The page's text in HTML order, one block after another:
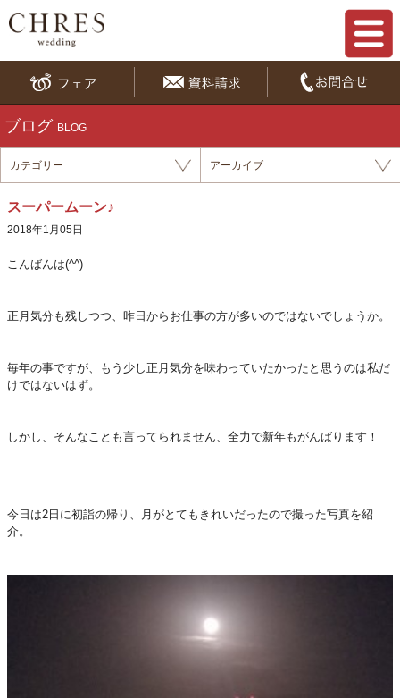
ブログ BLOG
カテゴリー アーカイブ
スーパームーン♪
2018年1月05日
こんばんは(^^)
正月気分も残しつつ、昨日からお仕事の方が多いのではないでしょうか。
毎年の事ですが、もう少し正月気分を味わっていたかったと思うのは私だ
けではないはず。
しかし、そんなことも言ってられません、全力で新年もがんばります！
今日は2日に初詣の帰り、月がとてもきれいだったので撮った写真を紹
介。